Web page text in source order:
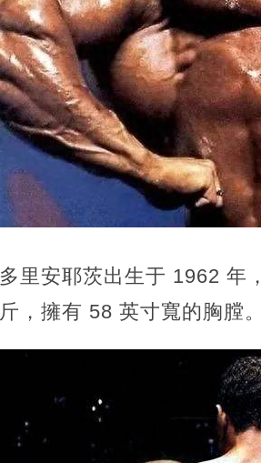
多里安耶茨出生于 1962 年
斤，擁有 58 英寸寬的胸膛。